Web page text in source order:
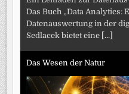
Das Buch „Data Analytics:
Datenauswertung in der
Sedlacek bietet eine [...]
Das Wesen der Natur